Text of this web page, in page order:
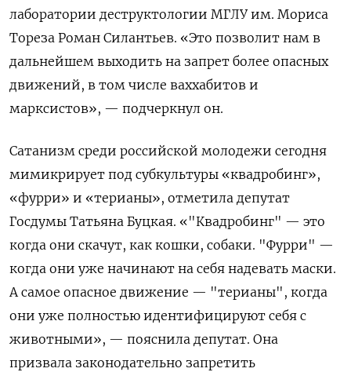
лаборатории деструктологии МГЛУ им. Мориса
Тореза Роман Силантьев. «Это позволит нам в
дальнейшем выходить на запрет более опасных
движений, в том числе ваххабитов и
марксистов», — подчеркнул он.
Сатанизм среди российской молодежи сегодня
мимикрирует под субкультуры «квадробинг»,
«фурри» и «терианы», отметила депутат
Госдумы Татьяна Буцкая. «"Квадробинг" — это
когда они скачут, как кошки, собаки. "Фурри" —
когда они уже начинают на себя надевать маски.
А самое опасное движение — "терианы", когда
они уже полностью идентифицируют себя с
животными», — пояснила депутат. Она
призвала законодательно запретить